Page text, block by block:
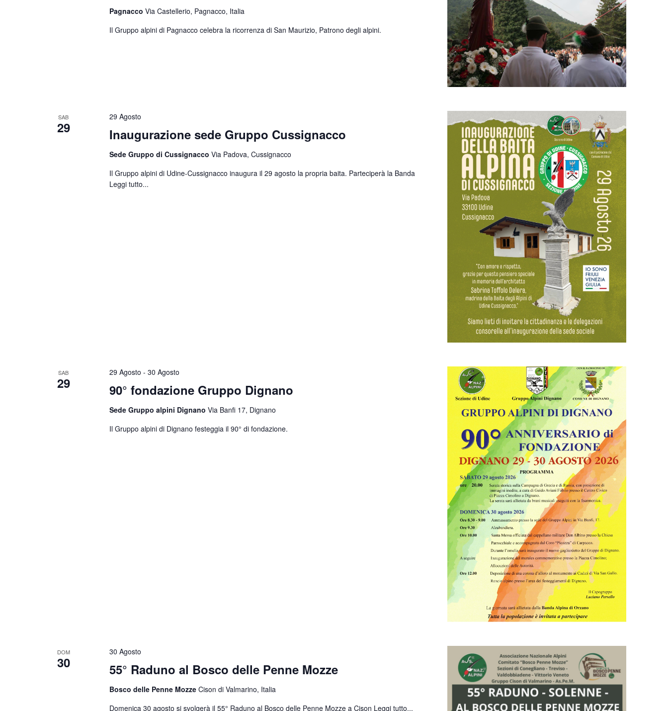
Pagnacco Via Castellerio, Pagnacco, Italia
Il Gruppo alpini di Pagnacco celebra la ricorrenza di San Maurizio, Patrono degli alpini.
SAB
29 Inaugurazione sede Gruppo Cussignacco
29 Agosto
Sede Gruppo di Cussignacco Via Padova, Cussignacco
Il Gruppo alpini di Udine-Cussignacco inaugura il 29 agosto la propria baita. Parteciperà la Banda
Leggi tutto...
SAB
29 90° fondazione Gruppo Dignano
29 Agosto - 30 Agosto
Sede Gruppo alpini Dignano Via Banfi 17, Dignano
Il Gruppo alpini di Dignano festeggia il 90° di fondazione.
DOM
30 55° Raduno al Bosco delle Penne Mozze
30 Agosto
Bosco delle Penne Mozze Cison di Valmarino, Italia
Domenica 30 agosto si svolgerà il 55° Raduno al Bosco delle Penne Mozze a Cison Leggi tutto...